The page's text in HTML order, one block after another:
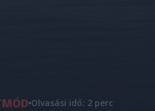
Olvasási idő: 2 perc